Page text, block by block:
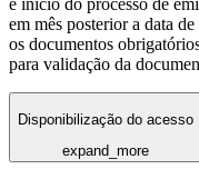
e início do processo de
em mês posterior a data
os documentos
para validação da
Disponibilização do acesso
expand_more